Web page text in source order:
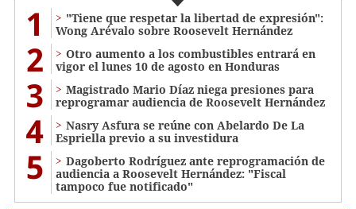
1
"Tiene que respetar la libertad de expresión":
Wong Arévalo sobre Roosevelt Hernández
2
Otro aumento a los combustibles entrará en
vigor el lunes 10 de agosto en Honduras
3
Magistrado Mario Díaz niega presiones para
reprogramar audiencia de Roosevelt Hernández
4
Nasry Asfura se reúne con Abelardo De La
Espriella previo a su investidura
5
Dagoberto Rodríguez ante reprogramación de
audiencia a Roosevelt Hernández: "Fiscal
tampoco fue notificado"